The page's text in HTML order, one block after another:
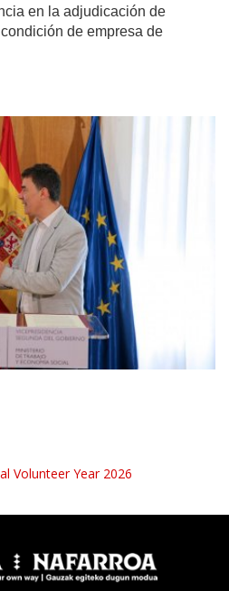
en la adjudicación de
de empresa de